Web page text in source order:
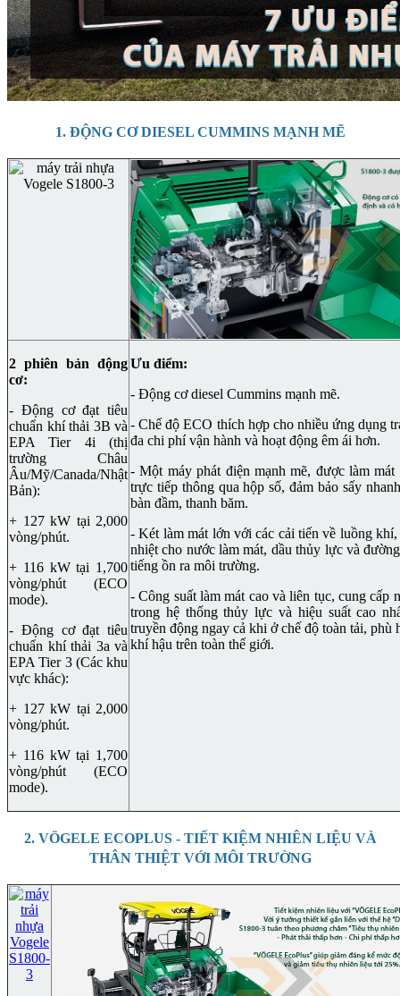
1. ĐỘNG CƠ DIESEL CUMMINS MẠNH MẼ
2 phiên bản động
cơ:
- Động cơ đạt tiêu
chuẩn khí thải 3B và
EPA Tier 4i (thị
trường Châu
Âu/Mỹ/Canada/Nhật
Bản):
+ 127 kW tại 2,000
vòng/phút.
+ 116 kW tại 1,700
vòng/phút (ECO
mode).
- Động cơ đạt tiêu
chuẩn khí thải 3a và
EPA Tier 3 (Các khu
vực khác):
+ 127 kW tại 2,000
vòng/phút.
+ 116 kW tại 1,700
vòng/phút (ECO
mode).
Ưu điểm:
- Động cơ diesel Cummins mạnh mẽ.
- Chế độ ECO thích hợp cho nhiều ứng dụng
đa chi phí vận hành và hoạt động êm ái hơn.
- Một máy phát điện mạnh mẽ, được làm mát
trực tiếp thông qua hộp số, đảm bảo sấy
bàn đầm, thanh băm.
- Két làm mát lớn với các cải tiến về luồng
nhiệt cho nước làm mát, dầu thủy lực và
tiếng ồn ra môi trường.
- Công suất làm mát cao và liên tục, cung cấp
trong hệ thống thủy lực và hiệu suất cao
truyền động ngay cả khi ở chế độ toàn tải, phù
khí hậu trên toàn thế giới.
2. VÖGELE ECOPLUS - TIẾT KIỆM NHIÊN LIỆU VÀ
THÂN THIỆT VỚI MÔI TRƯỜNG